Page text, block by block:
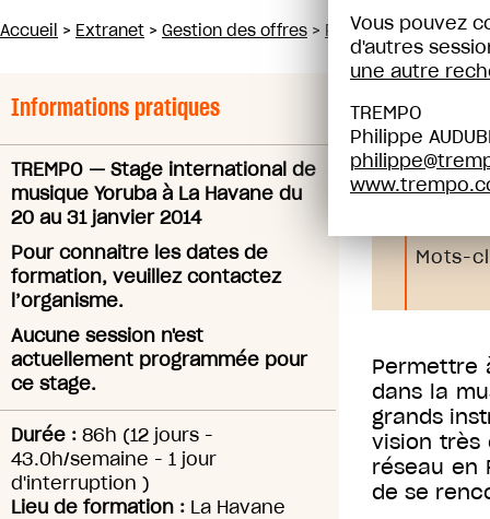
Accueil > Extranet > Gestion des offres > Projets
Informations pratiques
TREMPO — Stage international de
musique Yoruba à La Havane du
20 au 31 janvier 2014
Pour connaitre les dates de
formation, veuillez contactez
l’organisme.
Aucune session n'est
actuellement programmée pour
ce stage.
Vous pouvez
d'autres
une autre
TREMPO
Philippe
Durée : 86h (12 jours -
43.0h/semaine - 1 jour
d'interruption )
Lieu de formation : La Havane
Accéder à
20
Mots-
Permettre
dans la
grands
vision très
réseau en
de se